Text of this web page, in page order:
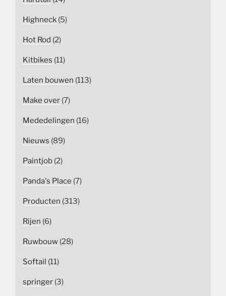
Highneck (5)
Hot Rod (2)
Kitbikes (11)
Laten bouwen (113)
Make over (7)
Mededelingen (16)
Nieuws (89)
Paintjob (2)
Panda's Place (7)
Producten (313)
Rijen (6)
Ruwbouw (28)
Softail (11)
springer (3)